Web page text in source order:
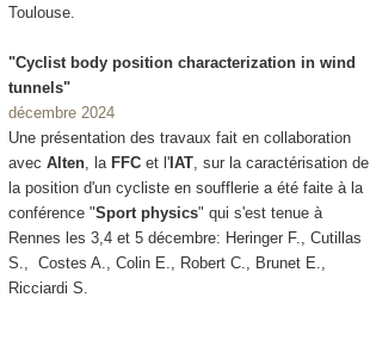
Toulouse.
"Cyclist body position characterization in wind
tunnels"
décembre 2024
Une présentation des travaux fait en collaboration
avec Alten, la FFCet l'IAT, sur la caractérisation de
la position d'un cycliste en soufflerie a été faite à la
conférence "Sport physics" qui s'est tenue à
Rennes les 3,4 et 5 décembre: Heringer F., Cutillas
S., Costes A., Colin E., Robert C., Brunet E.,
Ricciardi S.